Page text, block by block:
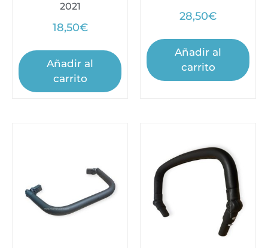
2021
18,50€
Añadir al
carrito
28,50€
Añadir al
carrito